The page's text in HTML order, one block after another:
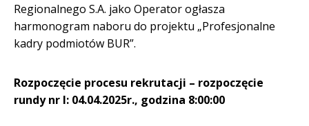
Regionalnego S.A. jako Operator ogłasza
harmonogram naboru do projektu „Profesjonalne
kadry podmiotów BUR”.
Rozpoczęcie procesu rekrutacji – rozpoczęcie
rundy nr I: 04.04.2025r., godzina 8:00:00